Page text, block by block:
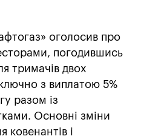
оголосив про
погодившись
тримачів двох
з виплатою 5%
разом із
Основні зміни
ковенантів і